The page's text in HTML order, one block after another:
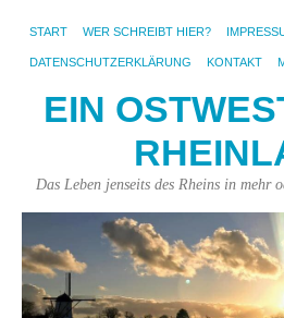
START WER SCHREIBT HIER?
DATENSCHUTZERKLÄRUNG KONTAKT
EIN
Das Leben jenseits des Rheins in mehr